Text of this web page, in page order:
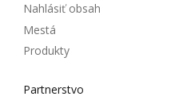
Nahlásiť obsah
Mestá
Produkty
Partnerstvo